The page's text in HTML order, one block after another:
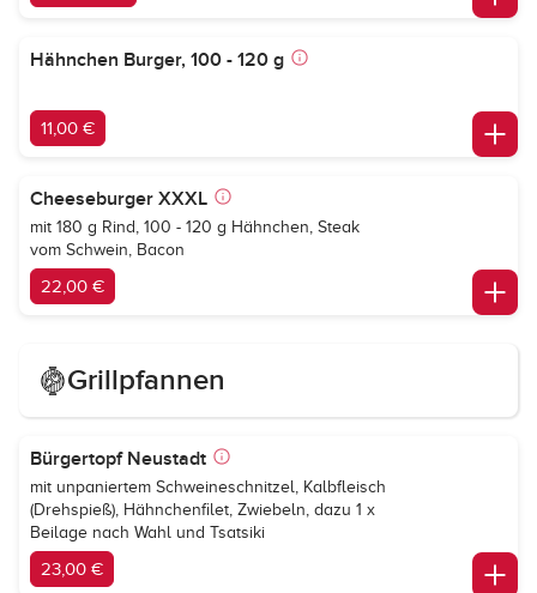
Hähnchen Burger, 100 - 120 g
11,00 €
Cheeseburger XXXL
mit 180 g Rind, 100 - 120 g Hähnchen, Steak
vom Schwein, Bacon
22,00 €
Grillpfannen
Bürgertopf Neustadt
mit unpaniertem Schweineschnitzel, Kalbfleisch
(Drehspieß), Hähnchenfilet, Zwiebeln, dazu 1 x
Beilage nach Wahl und Tsatsiki
23,00 €